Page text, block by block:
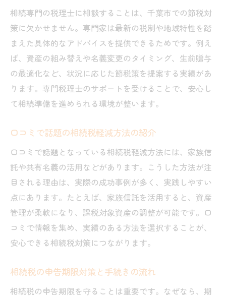
相続専門の税理士に相談することは、千葉市での節税対
策に欠かせません。専門家は最新の税制や地域特性を踏
まえた具体的なアドバイスを提供できるためです。例え
ば、資産の組み替えや名義変更のタイミング、生前贈与
の最適化など、状況に応じた節税策を提案する実績があ
ります。専門税理士のサポートを受けることで、安心し
て相続準備を進められる環境が整います。
口コミで話題の相続税軽減方法の紹介
口コミで話題となっている相続税軽減方法には、家族信
託や共有名義の活用などがあります。こうした方法が注
目される理由は、実際の成功事例が多く、実践しやすい
点にあります。たとえば、家族信託を活用すると、資産
管理が柔軟になり、課税対象資産の調整が可能です。口
コミで情報を集め、実績のある方法を選択することが、
安心できる相続税対策につながります。
相続税の申告期限対策と手続きの流れ
相続税の申告期限を守ることは重要です。なぜなら、期